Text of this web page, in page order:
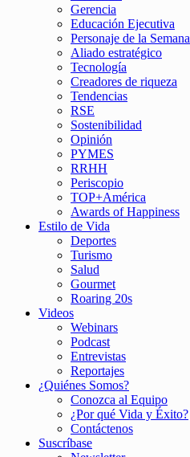
Gerencia
Educación Ejecutiva
Personaje de la Semana
Aliado estratégico
Tecnología
Creadores de riqueza
Tendencias
RSE
Sostenibilidad
Opinión
PYMES
RRHH
Periscopio
TOP+América
Awards of Happiness
Estilo de Vida
Deportes
Turismo
Salud
Gourmet
Roaring 20s
Videos
Webinars
Podcast
Entrevistas
Reportajes
¿Quiénes Somos?
Conozca al Equipo
¿Por qué Vida y Éxito?
Contáctenos
Suscríbase